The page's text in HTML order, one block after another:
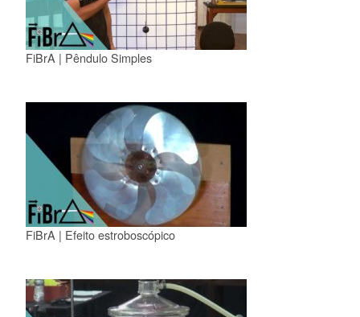
FiBrA | Pêndulo Simples
FiBrA | Efeito estroboscópico